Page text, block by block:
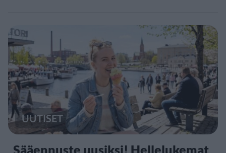
UUTISET
Sääennuste uusiksi! Hellelukemat